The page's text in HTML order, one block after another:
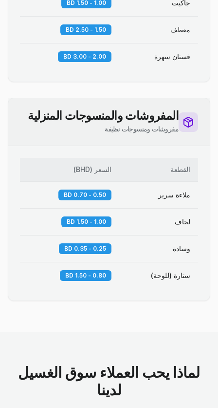
جاكيت 1.00 - 1.50 BD
معطف 1.50 - 2.50 BD
فستان سهرة 2.00 - 3.00 BD
المفروشات والمنسوجات المنزلية
مفروشات ومنسوجات نظيفة
القطعة السعر (
BHD
)
ملاءة سرير 0.50 - 0.70 BD
لحاف 1.00 - 1.50 BD
وسادة 0.25 - 0.35 BD
ستارة (للوحة) 0.80 - 1.50 BD
لماذا يحب العملاء سوق الغسيل
لدينا